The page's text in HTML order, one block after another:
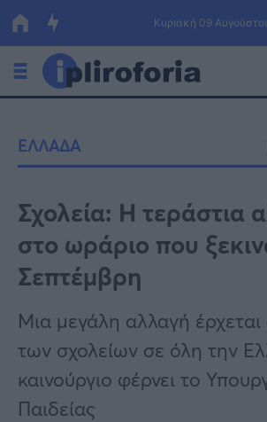
Κυριακή 09
Οικονομία
Πολιτική
Τράπεζες
Επιδοτήσεις
ΕΣΠΑ
Κόσμος
Lifestyle
Αθλητικά
Υγεία
ΕΛΛΑΔΑ
Σχολεία: Η τεράστια
στο ωράριο που
Σεπτέμβρη
Μια μεγάλη αλλαγή
των σχολείων σε όλη την
καινούργιο φέρνει το
Παιδείας